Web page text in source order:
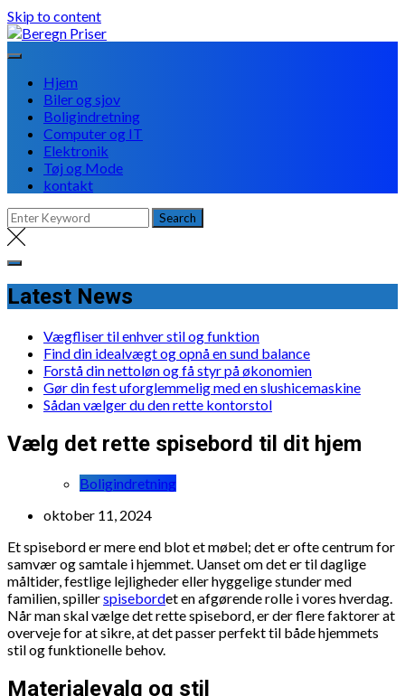
Skip to content
Hjem
Biler og sjov
Boligindretning
Computer og IT
Elektronik
Tøj og Mode
kontakt
Latest News
Vægfliser til enhver stil og funktion
Find din idealvægt og opnå en sund balance
Forstå din nettoløn og få styr på økonomien
Gør din fest uforglemmelig med en slushicemaskine
Sådan vælger du den rette kontorstol
Vælg det rette spisebord til dit hjem
Boligindretning
oktober 11, 2024
Et spisebord er mere end blot et møbel; det er ofte centrum for
samvær og samtale i hjemmet. Uanset om det er til daglige
måltider, festlige lejligheder eller hyggelige stunder med
familien, spillerspisebordet en afgørende rolle i vores hverdag.
Når man skal vælge det rette spisebord, er der flere faktorer at
overveje for at sikre, at det passer perfekt til både hjemmets
stil og funktionelle behov.
Materialevalg og stil